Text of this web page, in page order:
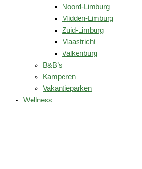
Noord-Limburg
Midden-Limburg
Zuid-Limburg
Maastricht
Valkenburg
B&B’s
Kamperen
Vakantieparken
Wellness